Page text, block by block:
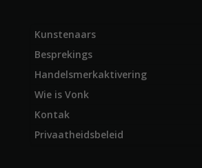
Kunstenaars
Besprekings
Handelsmerkaktivering
Wie is Vonk
Kontak
Privaatheidsbeleid